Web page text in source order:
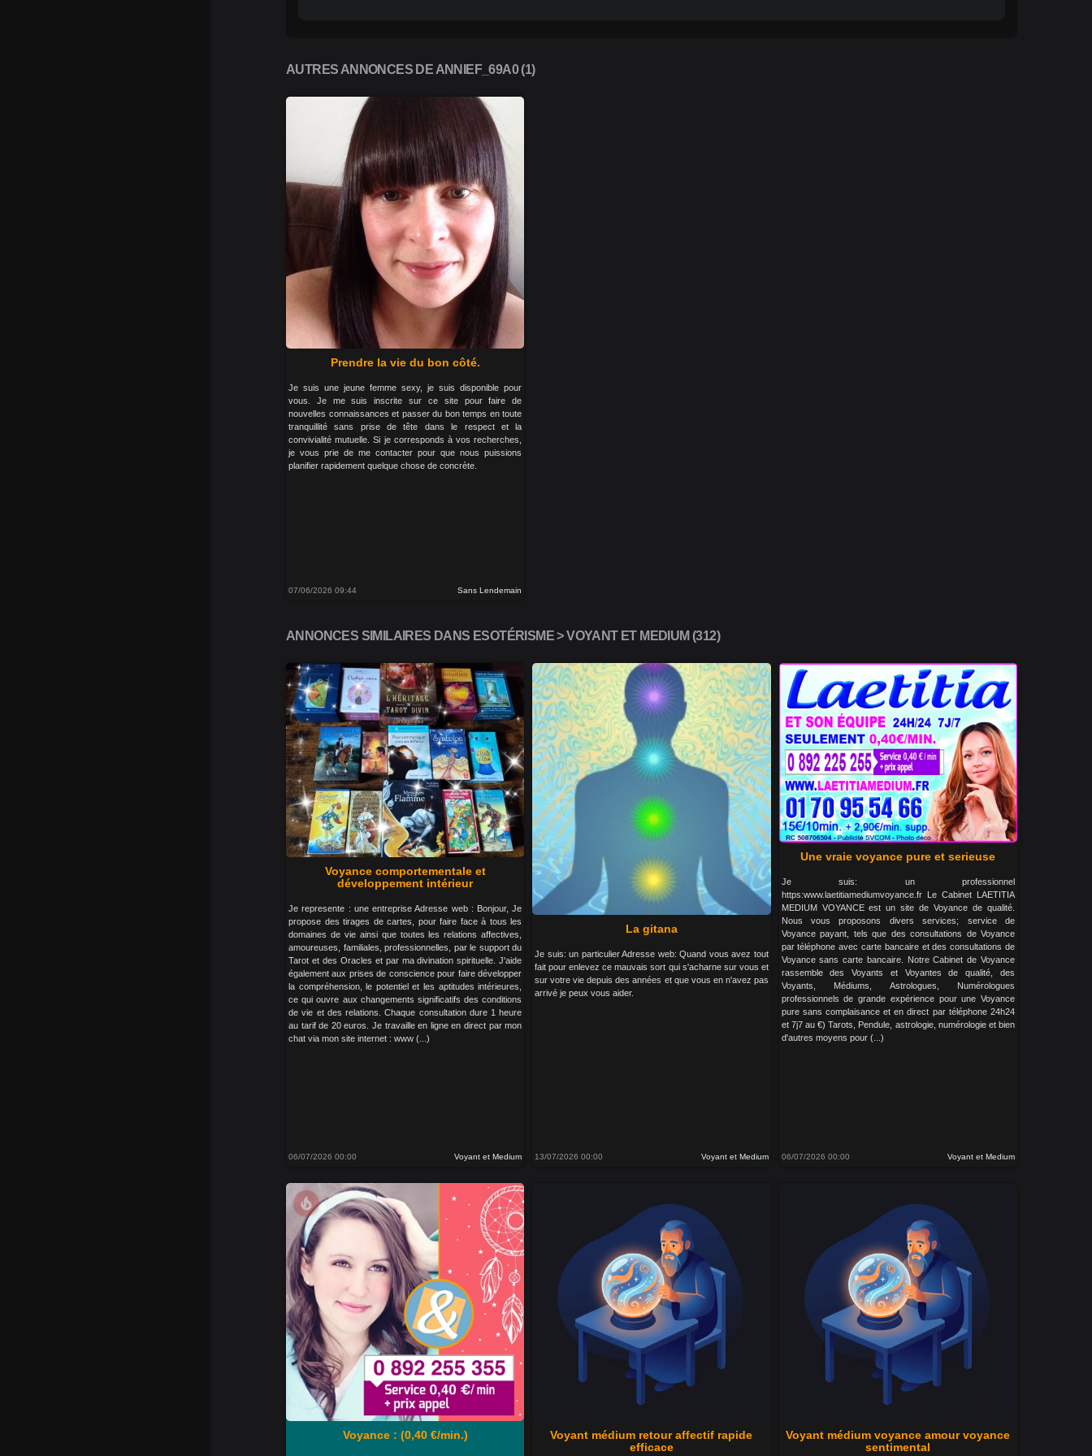
AUTRES ANNONCES DE ANNIEF_69A0 (1)
Prendre la vie du bon côté.
Je suis une jeune femme sexy, je suis disponible pour
vous. Je me suis inscrite sur ce site pour faire de
nouvelles connaissances et passer du bon temps en toute
tranquillité sans prise de tête dans le respect et la
convivialité mutuelle. Si je corresponds à vos recherches,
je vous prie de me contacter pour que nous puissions
planifier rapidement quelque chose de concrète.
07/06/2026 09:44 Sans Lendemain
ANNONCES SIMILAIRES DANS ESOTÉRISME > VOYANT ET MEDIUM (312)
Voyance comportementale et
développement intérieur
Je represente : une entreprise Adresse web : Bonjour, Je
propose des tirages de cartes, pour faire face à tous les
domaines de vie ainsi que toutes les relations affectives,
amoureuses, familiales, professionnelles, par le support du
Tarot et des Oracles et par ma divination spirituelle. J'aide
également aux prises de conscience pour faire développer
la compréhension, le potentiel et les aptitudes intérieures,
ce qui ouvre aux changements significatifs des conditions
de vie et des relations. Chaque consultation dure 1 heure
au tarif de 20 euros. Je travaille en ligne en direct par mon
chat via mon site internet : www (...)
06/07/2026 00:00 Voyant et Medium
La gitana
Je suis: un particulier Adresse web: Quand vous avez tout
fait pour enlevez ce mauvais sort qui s'acharne sur vous et
sur votre vie depuis des années et que vous en n'avez pas
arrivé je peux vous aider.
13/07/2026 00:00 Voyant et Medium
Une vraie voyance pure et serieuse
Je suis: un professionnel
https:www.laetitiamediumvoyance.fr Le Cabinet LAETITIA
MEDIUM VOYANCE est un site de Voyance de qualité.
Nous vous proposons divers services; service de
Voyance payant, tels que des consultations de Voyance
par téléphone avec carte bancaire et des consultations de
Voyance sans carte bancaire. Notre Cabinet de Voyance
rassemble des Voyants et Voyantes de qualité, des
Voyants, Médiums, Astrologues, Numérologues
professionnels de grande expérience pour une Voyance
pure sans complaisance et en direct par téléphone 24h24
et 7j7 au €) Tarots, Pendule, astrologie, numérologie et bien
d'autres moyens pour (...)
06/07/2026 00:00 Voyant et Medium
local_fire_department
Voyance : (0,40 €/min.)
Voyant médium retour affectif rapide
efficace
Voyant médium voyance amour voyance
sentimental